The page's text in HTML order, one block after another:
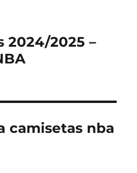
2024/2025 –
camisetas nba